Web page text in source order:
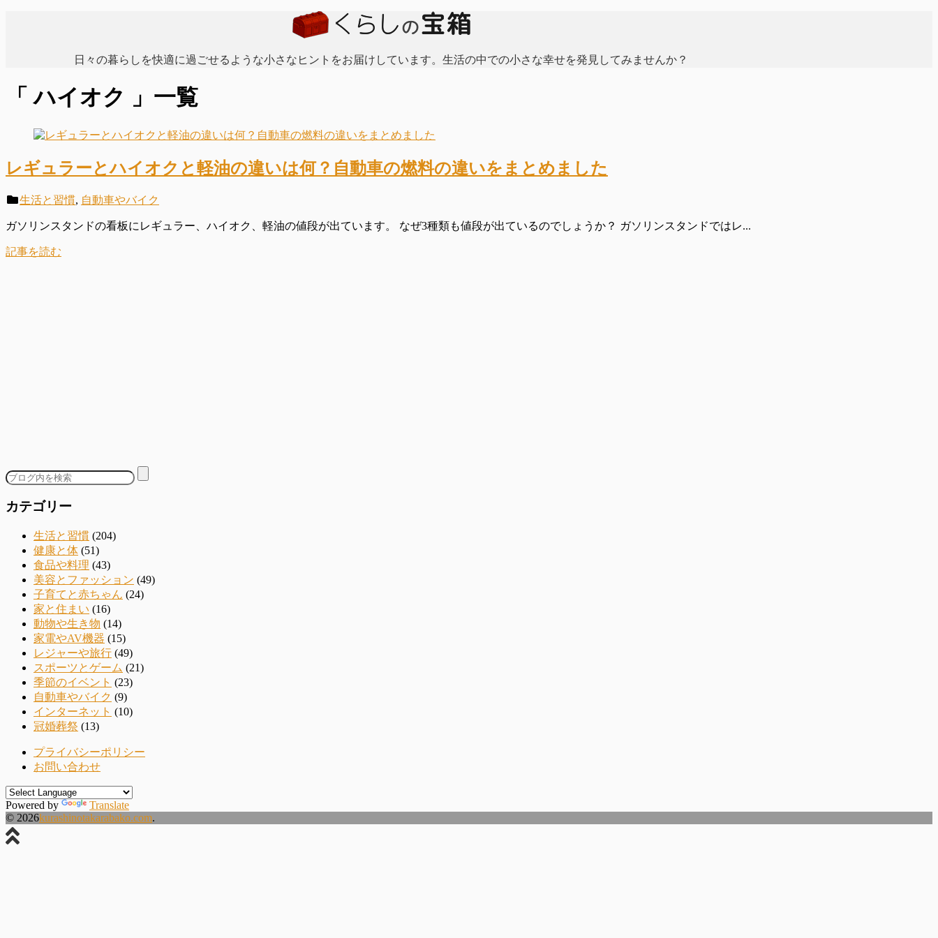
日々の暮らしを快適に過ごせるような小さなヒントをお届けしています。生活の中での小さな幸せを発見してみませんか？
「 ハイオク 」一覧
レギュラーとハイオクと軽油の違いは何？自動車の燃料の違いをまとめました
生活と習慣, 自動車やバイク
ガソリンスタンドの看板にレギュラー、ハイオク、軽油の値段が出ています。 なぜ3種類も値段が出ているのでしょうか？ ガソリンスタンドではレ...
記事を読む
カテゴリー
生活と習慣 (204)
健康と体 (51)
食品や料理 (43)
美容とファッション (49)
子育てと赤ちゃん (24)
家と住まい (16)
動物や生き物 (14)
家電やAV機器 (15)
レジャーや旅行 (49)
スポーツとゲーム (21)
季節のイベント (23)
自動車やバイク (9)
インターネット (10)
冠婚葬祭 (13)
プライバシーポリシー
お問い合わせ
Powered by
Translate
© 2026kurashinotakarabako.com.